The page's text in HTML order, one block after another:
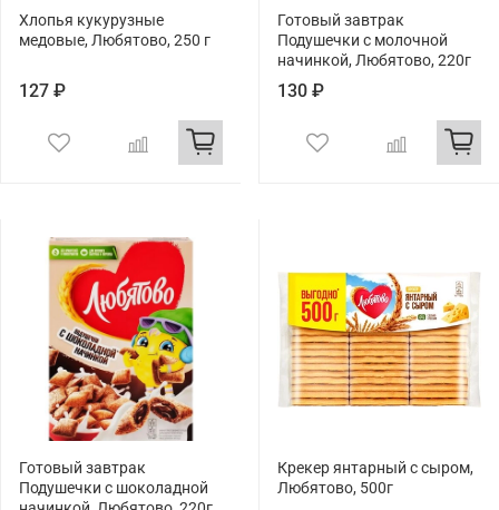
Хлопья кукурузные
медовые, Любятово, 250 г
127 ₽
Готовый завтрак
Подушечки с молочной
начинкой, Любятово, 220г
130 ₽
Готовый завтрак
Подушечки с шоколадной
Крекер янтарный с сыром,
Любятово, 500г